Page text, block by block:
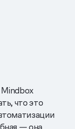
что это
— она